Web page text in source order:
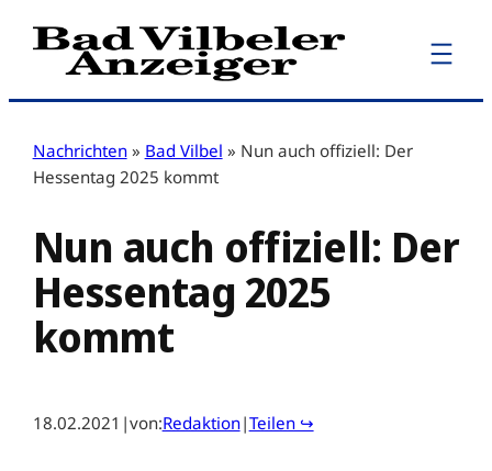
Zum
Inhalt
Nachrichten » Bad Vilbel » Nun auch offiziell: Der
Hessentag 2025 kommt
Nun auch offiziell: Der
Hessentag 2025
kommt
18.02.2021 |von:Redaktion|Teilen ↪